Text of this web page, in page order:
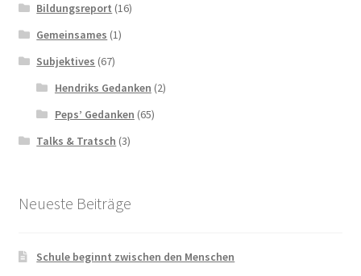
Bildungsreport (16)
Gemeinsames (1)
Subjektives (67)
Hendriks Gedanken (2)
Peps’ Gedanken (65)
Talks & Tratsch (3)
Neueste Beiträge
Schule beginnt zwischen den Menschen